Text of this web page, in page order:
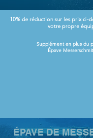
10% de réduction sur les prix ci-
votre propre
Supplément en plus du
Épave
ÉPAVE DE